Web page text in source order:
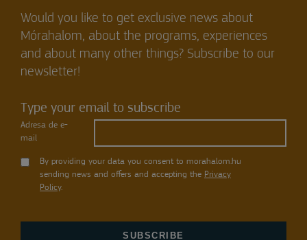
Would you like to get exclusive news about
Mórahalom, about the programs, experiences
and about many other things? Subscribe to our
newsletter!
Type your email to subscribe
Adresa de e-
mail
By providing your data you consent to morahalom.hu
sending news and offers and accepting the Privacy
Policy.